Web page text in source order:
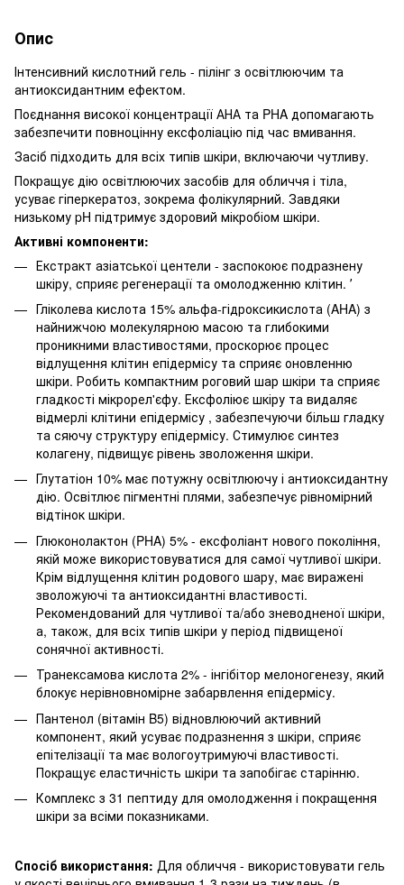
Опис
Інтенсивний кислотний гель - пілінг з освітлюючим та
антиоксидантним ефектом.
Поєднання високої концентрації АНА та PHA допомагають
забезпечити повноцінну ексфоліацію під час вмивання.
Засіб підходить для всіх типів шкіри, включаючи чутливу.
Покращує дію освітлюючих засобів для обличчя і тіла,
усуває гіперкератоз, зокрема фолікулярний. Завдяки
низькому pH підтримує здоровий мікробіом шкіри.
Активні компоненти:
Екстракт азіатської центели - заспокоює подразнену
шкіру, сприяє регенерації та омолодженню клітин. ʼ
Гліколева кислота 15% альфа-гідроксикислота (AHA) з
найнижчою молекулярною масою та глибокими
проникними властивостями, проскорює процес
відлущення клітин епідермісу та сприяє оновленню
шкіри. Робить компактним роговий шар шкіри та сприяє
гладкості мікрорел'єфу. Ексфоліює шкіру та видаляє
відмерлі клітини епідермісу , забезпечуючи більш гладку
та сяючу структуру епідермісу. Стимулює синтез
колагену, підвищує рівень зволоження шкіри.
Глутатіон 10% має потужну освітлюючу і антиоксидантну
дію. Освітлює пігментні плями, забезпечує рівномірний
відтінок шкіри.
Глюконолактон (PHA) 5% - ексфоліант нового покоління,
якій може використовуватися для самої чутливої шкіри.
Крім відлущення клітин родового шару, має виражені
зволожуючі та антиоксидантні властивості.
Рекомендований для чутливої та/або зневодненої шкіри,
а, також, для всіх типів шкіри у період підвищеної
сонячної активності.
Транексамова кислота 2% - інгібітор мелоногенезу, який
блокує нерівновномірне забарвлення епідермісу.
Пантенол (вітамін B5) відновлюючий активний
компонент, який усуває подразнення з шкіри, сприяє
епітелізації та має вологоутримуючі властивості.
Покращує еластичність шкіри та запобігає старінню.
Комплекс з 31 пептиду для омолодження і покращення
шкіри за всіми показниками.
Спосіб використання: Для обличчя - використовувати гель